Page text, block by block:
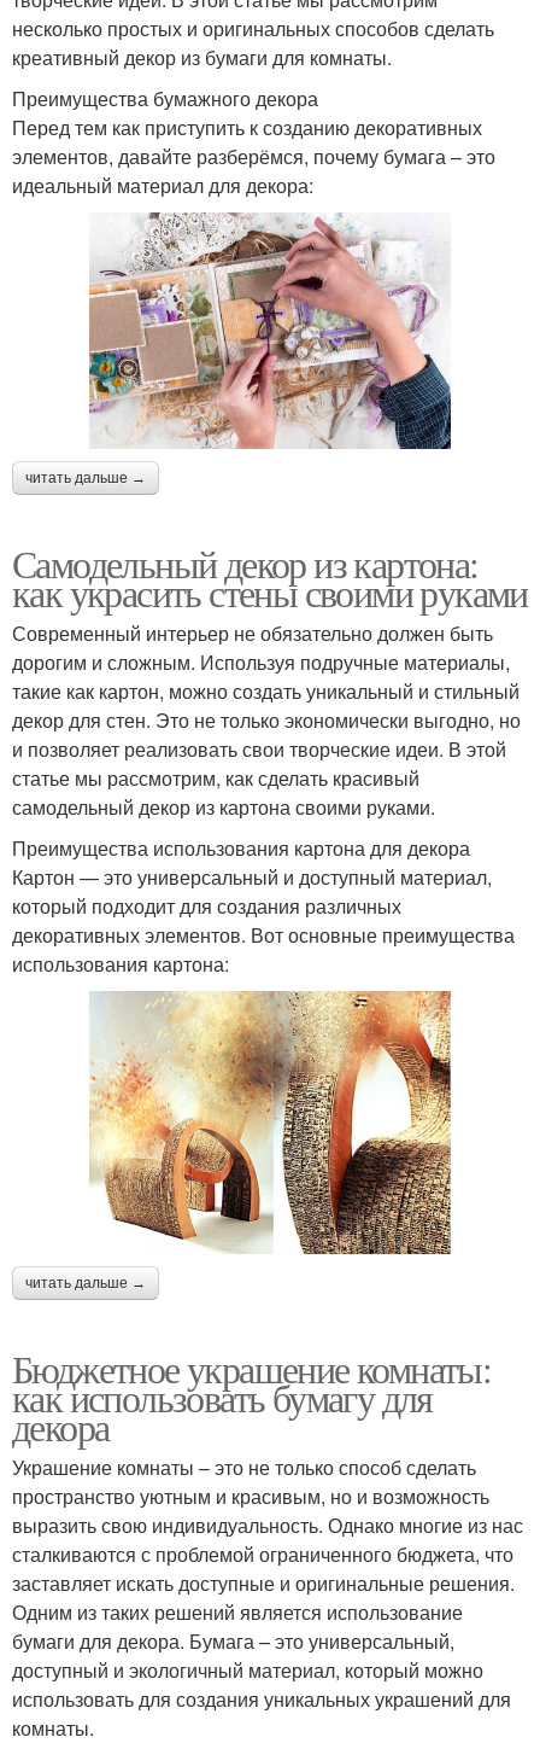
несколько простых и оригинальных способов сделать
креативный декор из бумаги для комнаты.
Преимущества бумажного декора
Перед тем как приступить к созданию декоративных
элементов, давайте разберёмся, почему бумага – это
идеальный материал для декора:
читать дальше →
Самодельный декор из картона:
как украсить стены своими руками
Современный интерьер не обязательно должен быть
дорогим и сложным. Используя подручные материалы,
такие как картон, можно создать уникальный и стильный
декор для стен. Это не только экономически выгодно, но
и позволяет реализовать свои творческие идеи. В этой
статье мы рассмотрим, как сделать красивый
самодельный декор из картона своими руками.
Преимущества использования картона для декора
Картон — это универсальный и доступный материал,
который подходит для создания различных
декоративных элементов. Вот основные преимущества
использования картона:
читать дальше →
Бюджетное украшение комнаты:
как использовать бумагу для
декора
Украшение комнаты – это не только способ сделать
пространство уютным и красивым, но и возможность
выразить свою индивидуальность. Однако многие из нас
сталкиваются с проблемой ограниченного бюджета, что
заставляет искать доступные и оригинальные решения.
Одним из таких решений является использование
бумаги для декора. Бумага – это универсальный,
доступный и экологичный материал, который можно
использовать для создания уникальных украшений для
комнаты.